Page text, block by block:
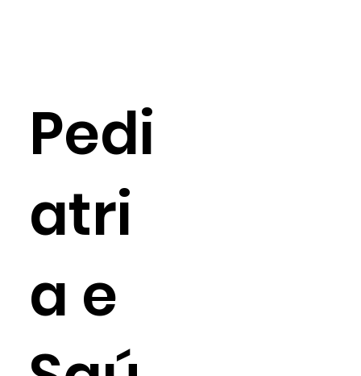
Pedi
atri
a e